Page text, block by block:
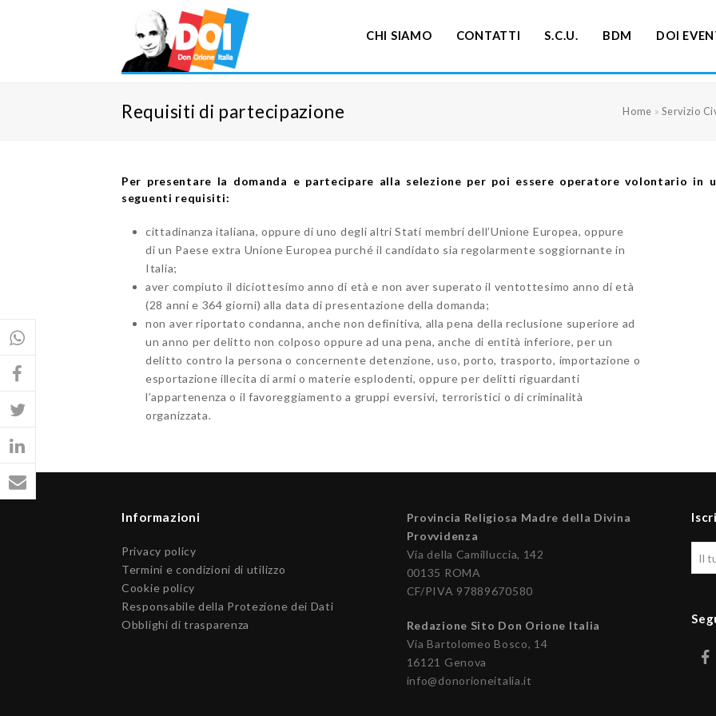
CHI SIAMO CONTATTI S.C.U. BDM DOI
Requisiti di partecipazione Home »Servizio
Per presentare la domanda e partecipare alla selezione per poi essere operatore volontario
seguenti requisiti:
cittadinanza italiana, oppure di uno degli altri Stati membri dell’Unione Europea, oppure
di un Paese extra Unione Europea purché il candidato sia regolarmente soggiornante in
Italia;
aver compiuto il diciottesimo anno di età e non aver superato il ventottesimo anno di età
(28 anni e 364 giorni) alla data di presentazione della domanda;
non aver riportato condanna, anche non definitiva, alla pena della reclusione superiore ad
un anno per delitto non colposo oppure ad una pena, anche di entità inferiore, per un
delitto contro la persona o concernente detenzione, uso, porto, trasporto, importazione o
esportazione illecita di armi o materie esplodenti, oppure per delitti riguardanti
l’appartenenza o il favoreggiamento a gruppi eversivi, terroristici o di criminalità
organizzata.
Informazioni
Privacy policy
Termini e condizioni di utilizzo
Cookie policy
Responsabile della Protezione dei Dati
Obblighi di trasparenza
Provincia Religiosa Madre della Divina
Provvidenza
Via della Camilluccia, 142
00135 ROMA
CF/PIVA 97889670580
Redazione Sito Don Orione Italia
Via Bartolomeo Bosco, 14
16121 Genova
info@donorioneitalia.it